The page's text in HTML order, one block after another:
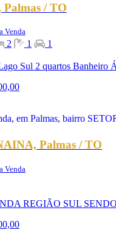
/ TO
Venda
2 1 1
Sul 2 quartos Banheiro
Palmas / TO
Venda
REGIÃO SUL